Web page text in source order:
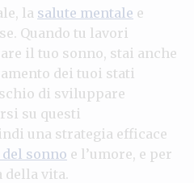
la salute mentale e
Quando tu lavori
il tuo sonno, stai anche
dei tuoi stati
di sviluppare
su questi
una strategia efficace
sonno e l’umore, e per
della vita.